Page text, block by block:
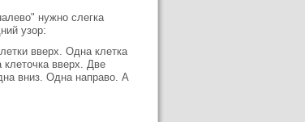
нужно слегка
узор:
вверх. Одна клетка
вверх. Две
вниз. Одна направо. А